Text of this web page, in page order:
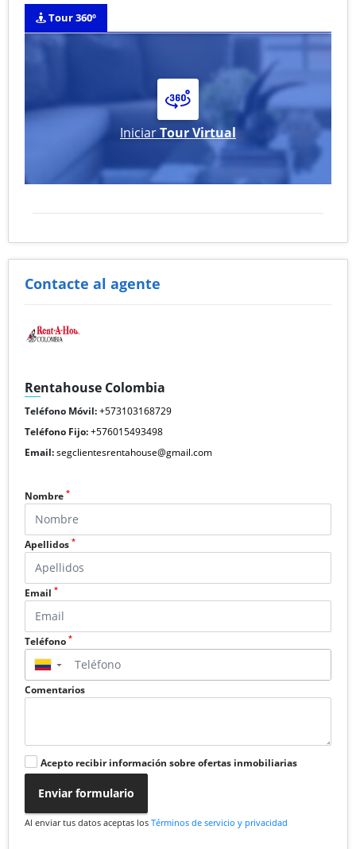
Tour 360º
IniciarTour Virtual
Contacte al agente
Rentahouse Colombia
Teléfono Móvil:+573103168729
Teléfono Fijo:+576015493498
Email:segclientesrentahouse@gmail.com
Nombre *
Apellidos *
Email *
Teléfono *
▼
Comentarios
Acepto recibir información sobre ofertas inmobiliarias
Enviar formulario
Al enviar tus datos aceptas los Términos de servicio y privacidad